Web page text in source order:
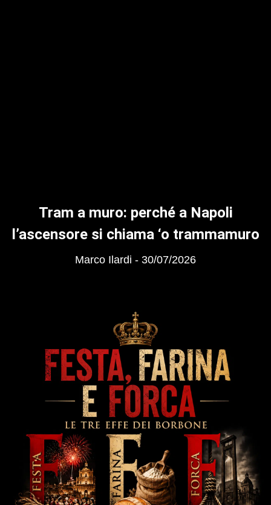
Tram a muro: perché a Napoli
l’ascensore si chiama ‘o trammamuro
Marco Ilardi 30/07/2026